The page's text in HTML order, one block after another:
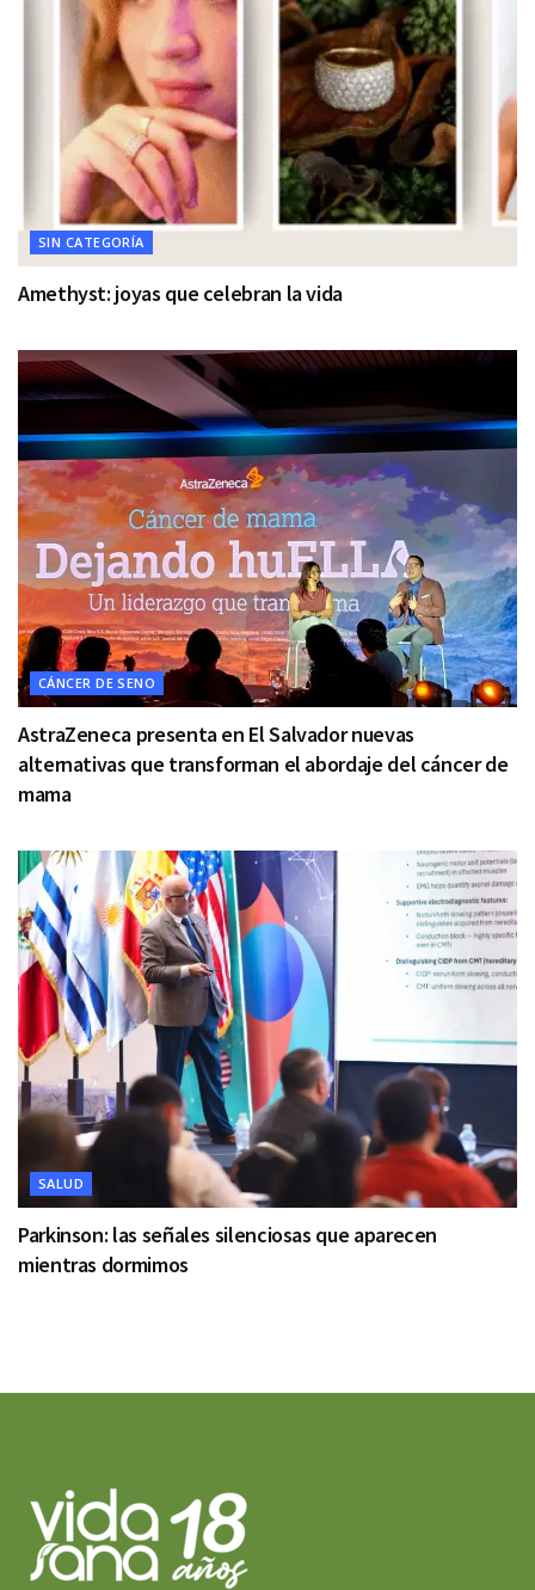
SIN CATEGORÍA
Amethyst: joyas que celebran la vida
CÁNCER DE SENO
AstraZeneca presenta en El Salvador nuevas
alternativas que transforman el abordaje del cáncer de
mama
SALUD
Parkinson: las señales silenciosas que aparecen
mientras dormimos